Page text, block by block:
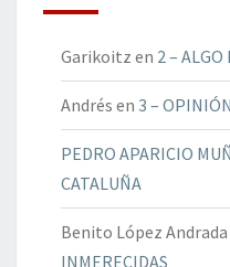
Garikoitz en 2 – ALGO
Andrés en 3 – OPINIÓN
PEDRO APARICIO
CATALUÑA
Benito López Andrada
INMERECIDAS